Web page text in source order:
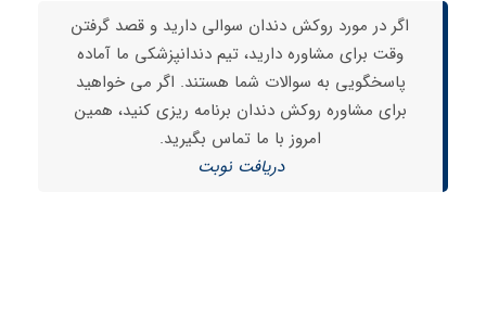
اگر در مورد روکش دندان سوالی دارید و قصد گرفتن
وقت برای مشاوره دارید، تیم دندانپزشکی ما آماده
پاسخگویی به سوالات شما هستند. اگر می خواهید
برای مشاوره روکش دندان برنامه ریزی کنید، همین
امروز با ما تماس بگیرید.
دریافت نوبت